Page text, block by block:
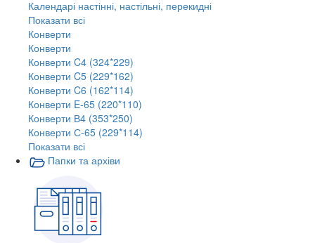
Календарі настінні, настільні, перекидні
Показати всі
Конверти
Конверти
Конверти C4 (324*229)
Конверти C5 (229*162)
Конверти C6 (162*114)
Конверти E-65 (220*110)
Конверти В4 (353*250)
Конверти С-65 (229*114)
Показати всі
Папки та архіви